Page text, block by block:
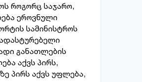
როგორც საჯარო,
ეროვნული
სამინისტროს
განათლების
აქვს პირს,
პირს აქვს უფლება,